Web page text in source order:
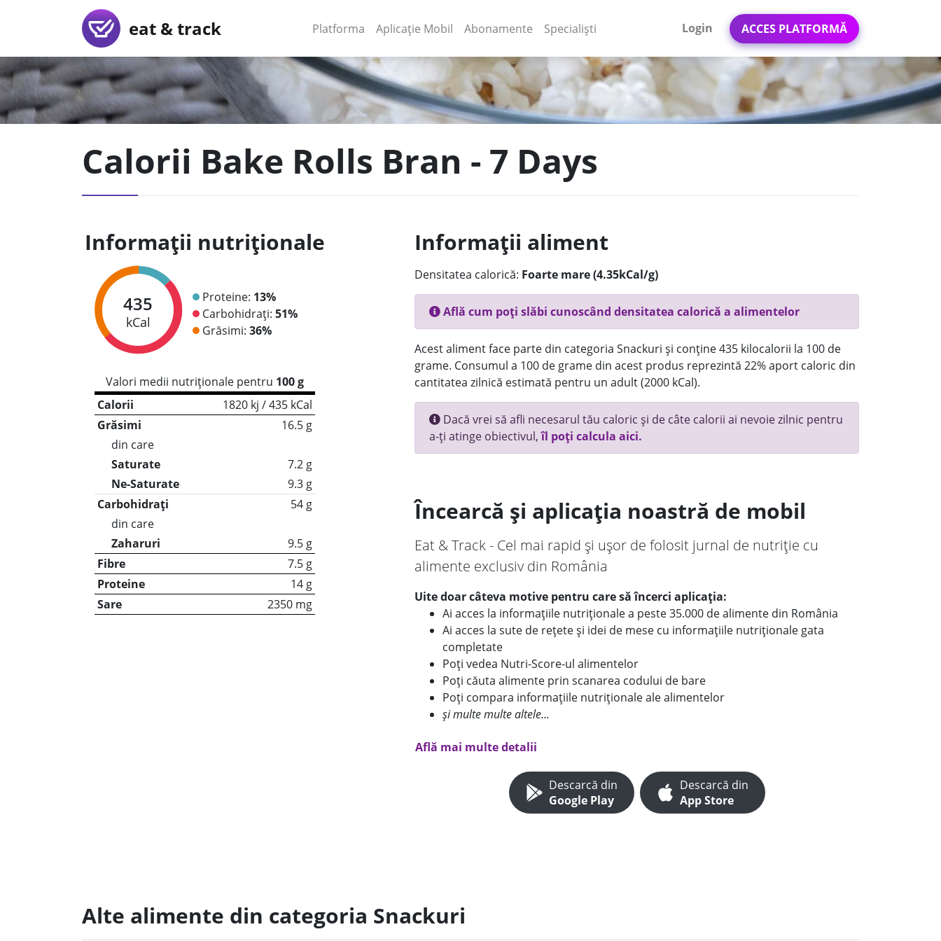
eat & track Platforma (current)
Aplicație Mobil (current)
Abonamente Specialiști Login ACCES PLATFORMĂ
Calorii Bake Rolls Bran - 7 Days
Informații nutriționale
435
kCal
Proteine: 13%
Carbohidrați: 51%
Grăsimi: 36%
Valori medii nutriționale pentru 100 g
Calorii
1820 kj / 435 kCal
Grăsimi
16.5 g
din care
Saturate
7.2 g
Ne-Saturate
9.3 g
Carbohidrați
54 g
din care
Zaharuri
9.5 g
Fibre
7.5 g
Proteine
14 g
Sare
2350 mg
Informații aliment
Densitatea calorică: Foarte mare (4.35kCal/g)
Află cum poți slăbi cunoscând densitatea calorică a alimentelor
Acest aliment face parte din categoria Snackuri și conține 435 kilocalorii la 100 de
grame. Consumul a 100 de grame din acest produs reprezintă 22% aport caloric din
cantitatea zilnică estimată pentru un adult (2000 kCal).
Dacă vrei să afli necesarul tău caloric și de câte calorii ai nevoie zilnic pentru
a-ți atinge obiectivul,îl poți calcula aici.
Încearcă și aplicația noastră de mobil
Eat & Track - Cel mai rapid și ușor de folosit jurnal de nutriție cu
alimente exclusiv din România
Uite doar câteva motive pentru care să încerci aplicația:
Ai acces la informațiile nutriționale a peste 35.000 de alimente din România
Ai acces la sute de rețete și idei de mese cu informațiile nutriționale gata
completate
Poți vedea Nutri-Score-ul alimentelor
Poți căuta alimente prin scanarea codului de bare
Poți compara informațiile nutriționale ale alimentelor
și multe multe altele...
Află mai multe detalii
Descarcă din
Google Play
Descarcă din
App Store
Alte alimente din categoria Snackuri